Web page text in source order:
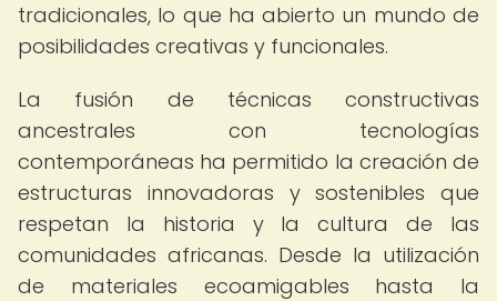
tradicionales, lo que ha abierto un mundo de
posibilidades creativas y funcionales.
La fusión de técnicas constructivas
ancestrales con tecnologías
contemporáneas ha permitido la creación de
estructuras innovadoras y sostenibles que
respetan la historia y la cultura de las
comunidades africanas. Desde la utilización
de materiales ecoamigables hasta la